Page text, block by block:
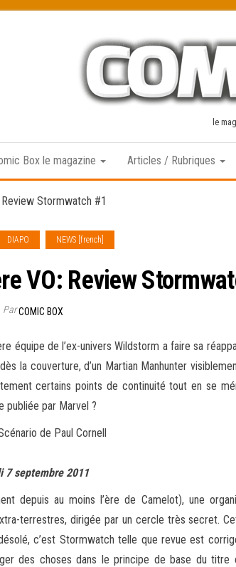
le
Box le magazine Articles / Rubriques
Stormwatch #1
DIAPO NEWS [french]
VO: Review
ParCOMIC BOX
équipe de l’ex-univers Wildstorm a faire sa
la couverture, d’un Martian Manhunter
certains points de continuité tout en se
publiée par Marvel ?
de Paul Cornell
7 septembre 2011
depuis au moins l’ère de Camelot), une
terrestres, dirigée par un cercle très secret.
c’est Stormwatch telle que revue est
des choses dans le principe de base du